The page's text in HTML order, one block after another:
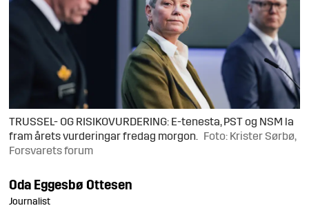
TRUSSEL- OG RISIKOVURDERING: E-tenesta, PST og NSM la
fram årets vurderingar fredag morgon.
Foto: Krister Sørbø,
Forsvarets forum
Oda Eggesbø Ottesen
Journalist